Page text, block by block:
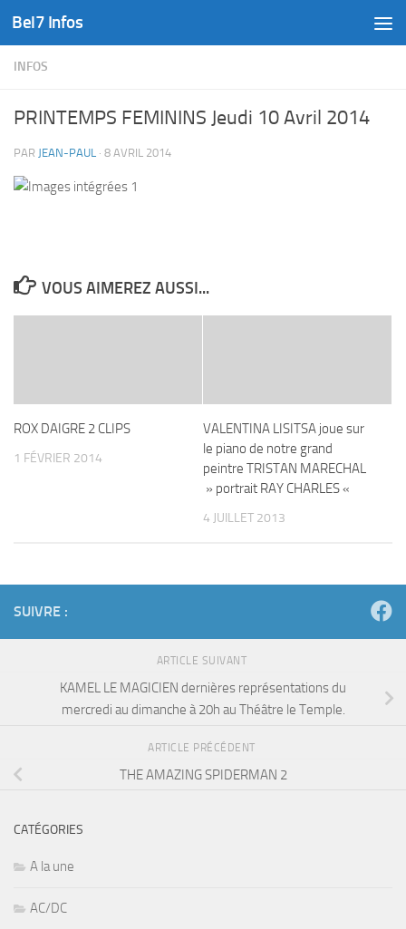
Skip to content
Bel7 Infos
INFOS
PRINTEMPS FEMININS Jeudi 10 Avril 2014
PAR JEAN-PAUL · 8 AVRIL 2014
VOUS AIMEREZ AUSSI...
ROX DAIGRE 2 CLIPS
1 FÉVRIER 2014
VALENTINA LISITSA joue sur
le piano de notre grand
peintre TRISTAN MARECHAL
» portrait RAY CHARLES «
4 JUILLET 2013
SUIVRE :
ARTICLE SUIVANT
KAMEL LE MAGICIEN dernières représentations du
mercredi au dimanche à 20h au Théâtre le Temple.
ARTICLE PRÉCÉDENT
THE AMAZING SPIDERMAN 2
CATÉGORIES
A la une
AC/DC